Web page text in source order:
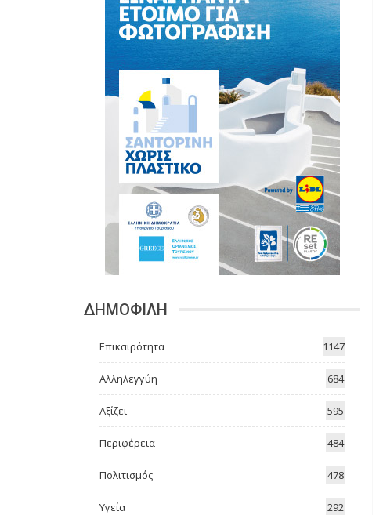
ΔΗΜΟΦΙΛΗ
Επικαιρότητα 1147
Αλληλεγγύη 684
Αξίζει 595
Περιφέρεια 484
Πολιτισμός 478
Υγεία 292